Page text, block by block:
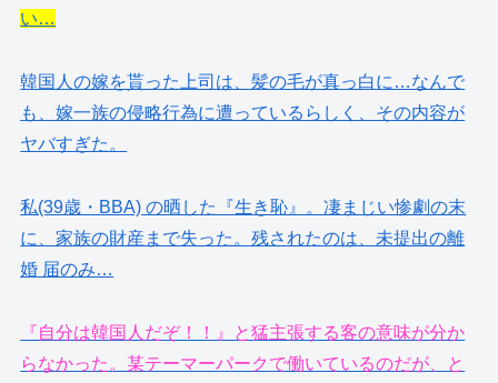
い…
韓国人の嫁を貰った上司は、髪の毛が真っ白に…なんで
も、嫁一族の侵略行為に遭っているらしく、その内容が
ヤバすぎた。
私(39歳・BBA) の晒した『生き恥』。凄まじい惨劇の末
に、家族の財産まで失った。残されたのは、未提出の離
婚 届のみ…
『自分は韓国人だぞ！！』と猛主張する客の意味が分か
らなかった。某テーマーパークで働いているのだが、と